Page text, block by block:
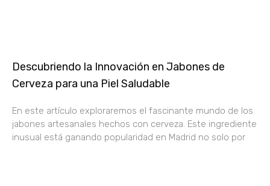
Descubriendo la Innovación en Jabones de
Cerveza para una Piel Saludable
En este artículo exploraremos el fascinante mundo de los
jabones artesanales hechos con cerveza. Este ingrediente
inusual está ganando popularidad en Madrid no solo por